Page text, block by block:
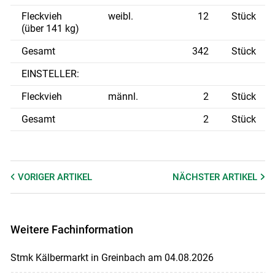
Fleckvieh
(über 141 kg)
weibl. 12 Stück
Gesamt 342
Stück
EINSTELLER:
Fleckvieh
männl. 2
Stück
Gesamt
2 Stück
VORIGER ARTIKEL NÄCHSTERARTIKEL
Weitere Fachinformation
Stmk Kälbermarkt in Greinbach am 04.08.2026